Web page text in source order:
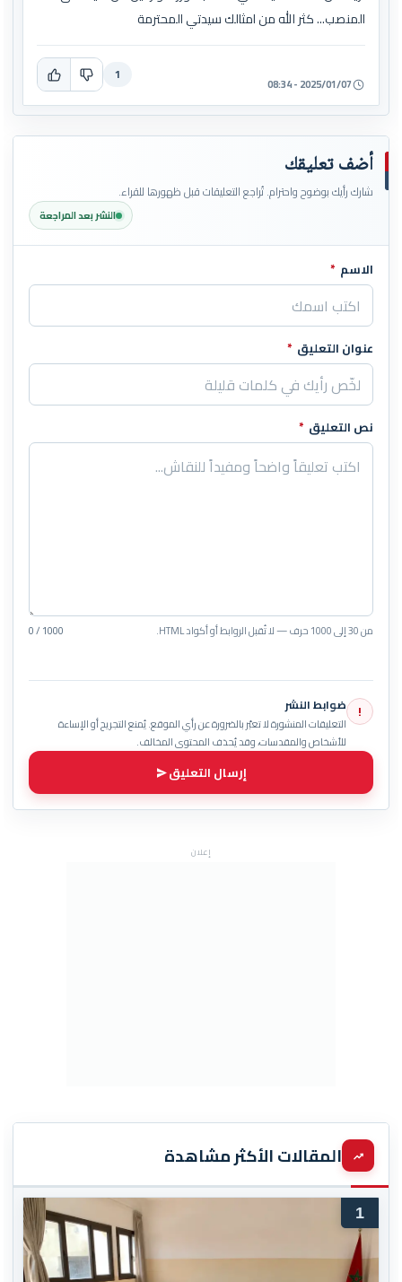
المنصب... كثر الله من امثالك سيدتي المحترمة
2025/01/07 - 08:34
1
أضف تعليقك
شارك رأيك بوضوح واحترام. تُراجع التعليقات قبل ظهورها للقراء.
النشر بعد المراجعة
اترك هذا الحقل فارغاً
الاسم *
عنوان التعليق *
نص التعليق *
من 30 إلى 1000 حرف — لا تُقبل الروابط أو أكواد HTML. 0 / 1000
! ضوابط النشر
التعليقات المنشورة لا تعبّر بالضرورة عن رأي الموقع. يُمنع التجريح أو الإساءة
للأشخاص والمقدسات، وقد يُحذف المحتوى المخالف.
إرسال التعليق
إعلان
المقالات الأكثر مشاهدة
1